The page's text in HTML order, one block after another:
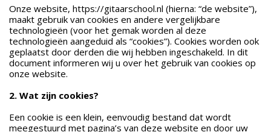
Onze website, https://gitaarschool.nl (hierna: “de website”),
maakt gebruik van cookies en andere vergelijkbare
technologieën (voor het gemak worden al deze
technologieën aangeduid als “cookies”). Cookies worden ook
geplaatst door derden die wij hebben ingeschakeld. In dit
document informeren wij u over het gebruik van cookies op
onze website.
2. Wat zijn cookies?
Een cookie is een klein, eenvoudig bestand dat wordt
meegestuurd met pagina’s van deze website en door uw